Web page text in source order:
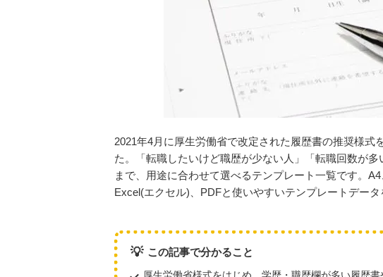
2021年4月に厚生労働省で改定された履歴書の推奨様
た。「転職したいけど職歴が少ない人」「転職回数が
まで、用途に合わせて選べるテンプレート一覧です。
Excel(エクセル)、PDFと使いやすいテンプレートデー
💡 この記事で分かること